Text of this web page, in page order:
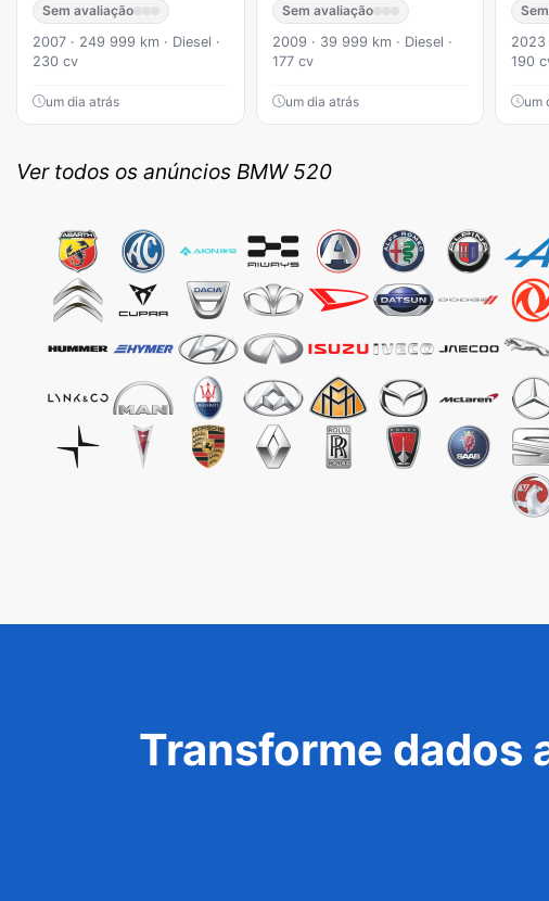
Sem avaliação
2007 · 249 999 km · Diesel ·
230 cv
um dia atrás
Sem avaliação
2009 · 39 999 km · Diesel ·
177 cv
um dia atrás
2023
190
um
Ver todos os anúncios BMW 520
Transforme dados